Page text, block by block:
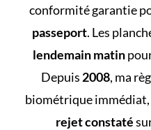
conformité garantie
passeport. Les
lendemain matin
Depuis 2008, ma
biométrique
rejet constaté